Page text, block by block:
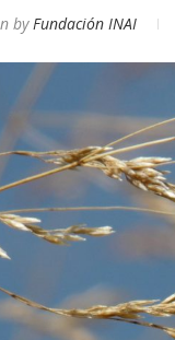
by Fundación INAI
MORENO: EL
GLOBAL
Y...
Jun/2026